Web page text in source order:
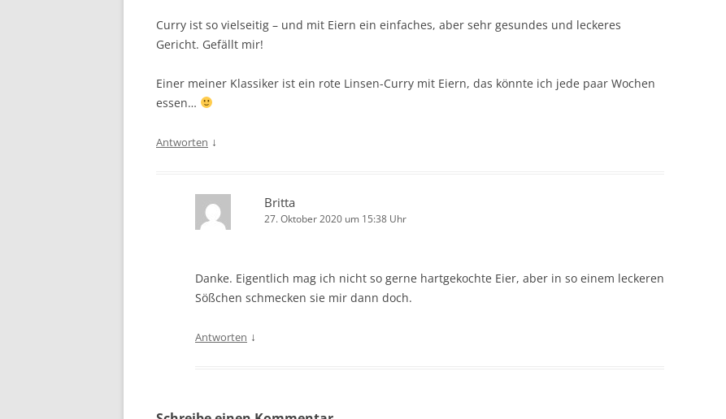
Curry ist so vielseitig – und mit Eiern ein einfaches, aber sehr gesundes und leckeres
Gericht. Gefällt mir!
Einer meiner Klassiker ist ein rote Linsen-Curry mit Eiern, das könnte ich jede paar Wochen
essen…
Antworten ↓
Britta
27. Oktober 2020 um 15:38 Uhr
Danke. Eigentlich mag ich nicht so gerne hartgekochte Eier, aber in so einem leckeren
Sößchen schmecken sie mir dann doch.
Antworten ↓